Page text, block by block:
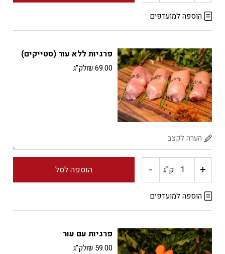
של
עוף
הוספה למועדפים
פרגיות ללא עור (סטייקים)
₪69.00 לק"ג
+ כמות
של
ללא
ק"ג - הוספה לסל
הוספה למועדפים
פרגיות עם עור
₪ 59.00 לק"ג